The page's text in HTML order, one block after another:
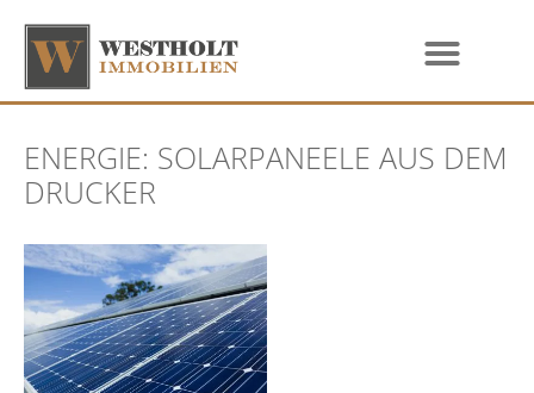
ENERGIE: SOLARPANEELE AUS DEM
DRUCKER